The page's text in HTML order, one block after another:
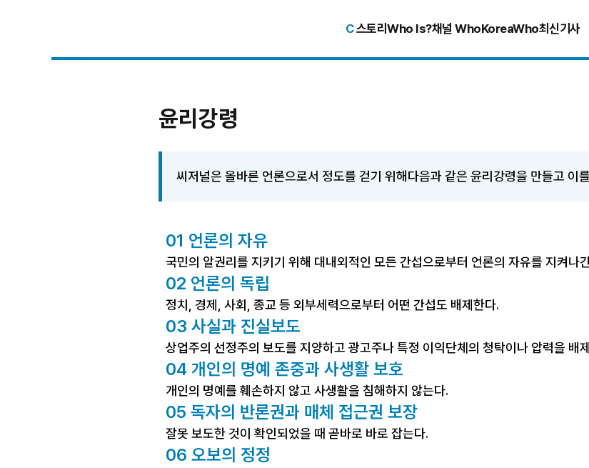
C스토리 Who Is?채널 WhoKoreaWho최신기사
윤리강령
씨저널은 올바른 언론으로서 정도를 걷기 위해다음과 같은 윤리강령을 만들고 이
01 언론의 자유
국민의 알권리를 지키기 위해 대내외적인 모든 간섭으로부터 언론의 자유를 지켜나
02 언론의 독립
정치, 경제, 사회, 종교 등 외부세력으로부터 어떤 간섭도 배제한다.
03 사실과 진실보도
상업주의 선정주의 보도를 지양하고 광고주나 특정 이익단체의 청탁이나 압력을 배
04 개인의 명예 존중과 사생활 보호
개인의 명예를 훼손하지 않고 사생활을 침해하지 않는다.
05 독자의 반론권과 매체 접근권 보장
잘못 보도한 것이 확인되었을 때 곧바로 바로 잡는다.
06 오보의 정정